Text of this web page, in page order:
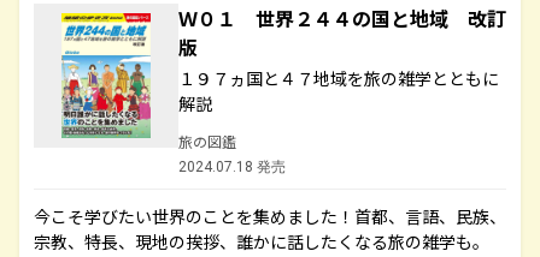
Ｗ０１ 世界２４４の国と地域 改訂
版
１９７ヵ国と４７地域を旅の雑学とともに
解説
旅の図鑑
2024.07.18 発売
今こそ学びたい世界のことを集めました！首都、言語、民族、
宗教、特長、現地の挨拶、誰かに話したくなる旅の雑学も。